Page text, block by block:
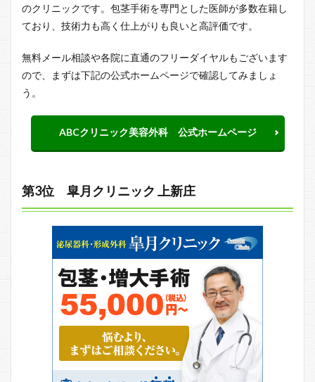
のクリニックです。包茎手術を専門とした医師が多数在籍し
ており、技術力も高く仕上がりも良いと高評価です。
無料メール相談や各院に直通のフリーダイヤルもございます
ので、まずは下記の公式ホームページで確認してみましょ
う。
ABCクリニック美容外科 公式ホームページ
第3位 皐月クリニック 上新庄